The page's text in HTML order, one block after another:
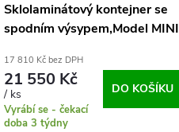
Sklolaminátový kontejner se
spodním výsypem,Model MINI
17 810 Kč bez DPH
21 550 Kč
/ ks
Vyrábí se - čekací
doba 3 týdny
DO KOŠÍKU